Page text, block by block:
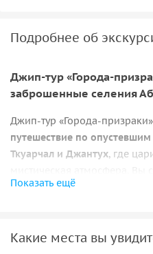
Подробнее об
Джип-тур «Города-
заброшенные селения
Джип-тур «Города-
путешествие по
Ткуарчал и Джантух, где
захватывающими рассказами
затем направитесь к трем
Показать ещё
Какие места вы